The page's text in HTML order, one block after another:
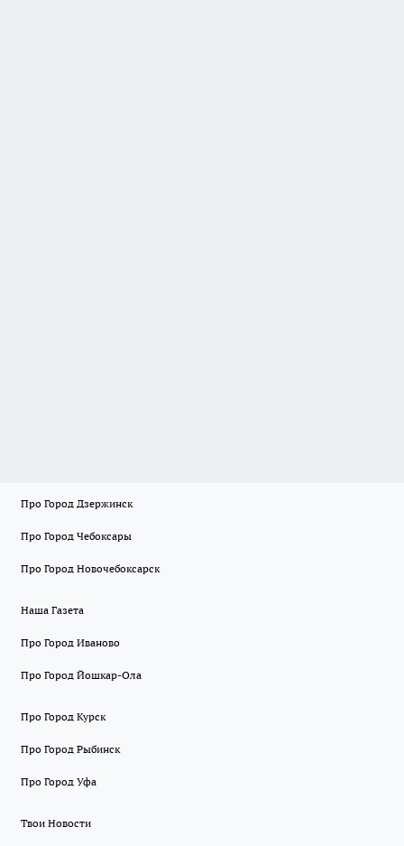
Про Город Дзержинск
Про Город Чебоксары
Про Город Новочебоксарск
Наша Газета
Про Город Иваново
Про Город Йошкар-Ола
Про Город Курск
Про Город Рыбинск
Про Город Уфа
Твои Новости